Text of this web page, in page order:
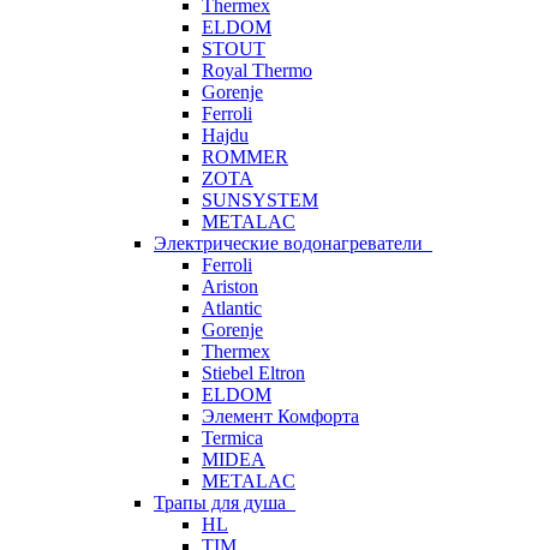
Thermex
ELDOM
STOUT
Royal Thermo
Gorenje
Ferroli
Hajdu
ROMMER
ZOTA
SUNSYSTEM
METALAC
Электрические водонагреватели
Ferroli
Ariston
Atlantic
Gorenje
Thermex
Stiebel Eltron
ELDOM
Элемент Комфорта
Termica
MIDEA
METALAC
Трапы для душа
HL
TIM